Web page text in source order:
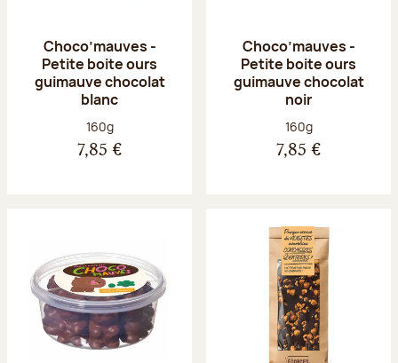
Choco’mauves -
Petite boite ours
guimauve chocolat
blanc
Poids net :
160g
7,85 €
Choco’mauves -
Petite boite ours
guimauve chocolat
noir
Poids net :
160g
7,85 €